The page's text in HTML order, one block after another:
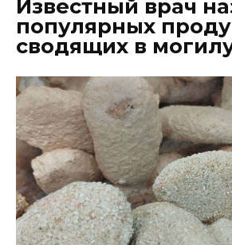
Известный врач
популярных
сводящих в